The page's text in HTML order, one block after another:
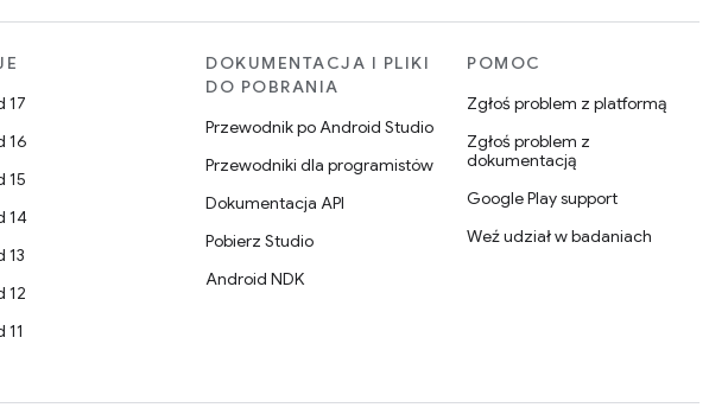
17
16
15
14
13
12
11
DOKUMENTACJA I PLIKI
DO POBRANIA
Przewodnik po Android Studio
Przewodniki dla programistów
Dokumentacja API
Pobierz Studio
Android NDK
POMOC
Zgłoś problem z platformą
Zgłoś problem z
dokumentacją
Google Play support
Weź udział w badaniach